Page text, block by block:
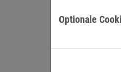
Optionale